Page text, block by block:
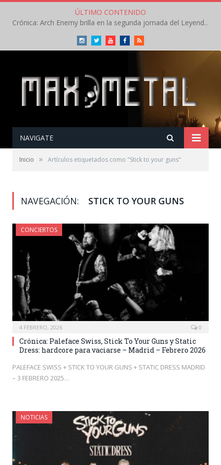
ÚLTIMO CONTENIDO
Crónica: Arch Enemy brilla en la segunda jornada del Leyendas del Rock – Jueves – Agosto 2026
InstagramTwitterYoutubeFacebookRSS
NAVIGATE
Inicio » Artículos etiquetados como "Stick to your guns"
NAVEGACIÓN: STICK TO YOUR GUNS
CONCIERTOS
4 FEBRERO, 2026 0
Crónica: Paleface Swiss, Stick To Your Guns y Static
Dress: hardcore para vaciarse – Madrid – Febrero 2026
PALEFACE SWISS + STICK TO YOUR GUNS + STATIC DRESS MADRID
– 3 FEBRERO 2025…
NOTICIAS